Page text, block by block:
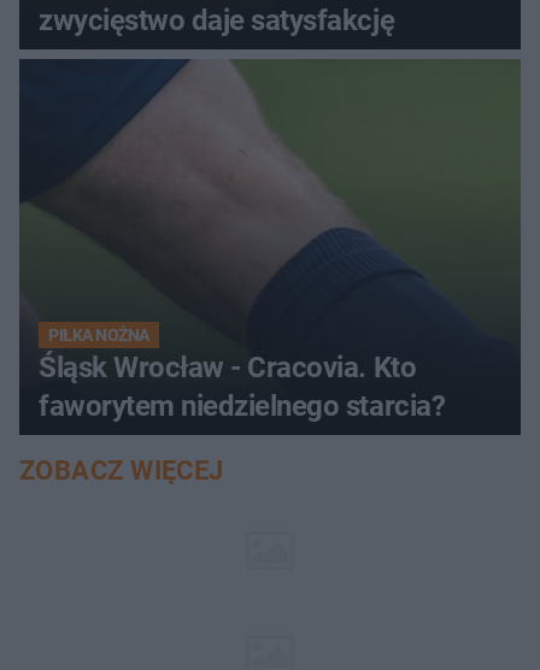
zwycięstwo daje satysfakcję
PIŁKA NOŻNA
Śląsk Wrocław - Cracovia. Kto
faworytem niedzielnego starcia?
ZOBACZ WIĘCEJ